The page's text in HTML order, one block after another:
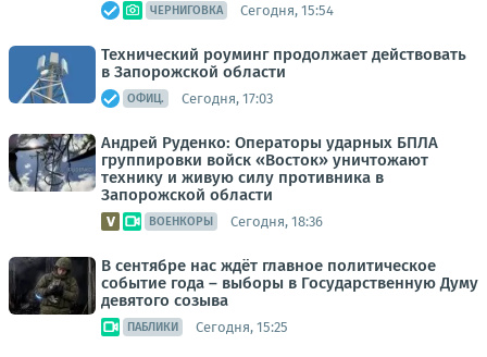
ЧЕРНИГОВКА Сегодня, 15:54
Технический роуминг продолжает действовать
в Запорожской области
ОФИЦ. Сегодня, 17:03
Андрей Руденко: Операторы ударных БПЛА
группировки войск «Восток» уничтожают
технику и живую силу противника в
Запорожской области
ВОЕНКОРЫ Сегодня, 18:36
В сентябре нас ждёт главное политическое
событие года – выборы в Государственную Думу
девятого созыва
ПАБЛИКИ Сегодня, 15:25